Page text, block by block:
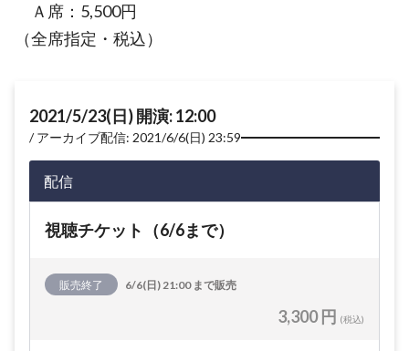
Ａ席：5,500円
（全席指定・税込）
2021/5/23(日) 開演: 12:00
アーカイブ配信: 2021/6/6(日) 23:59
配信
視聴チケット（6/6まで）
販売終了 6/6(日) 21:00 まで販売
3,300 円 (税込)